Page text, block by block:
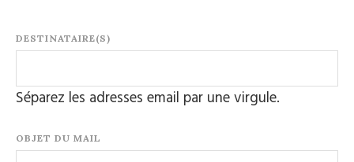
DESTINATAIRE(S)
Séparez les adresses email par une virgule.
OBJET DU MAIL